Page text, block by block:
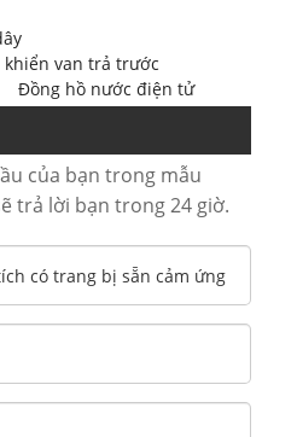
van trả trước
Đồng hồ nước điện tử
của bạn trong mẫu
trả lời bạn trong 24 giờ.